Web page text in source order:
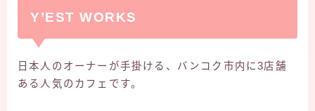
Y’EST WORKS
日本人のオーナーが手掛ける、バンコク市内に3店舗
ある人気のカフェです。